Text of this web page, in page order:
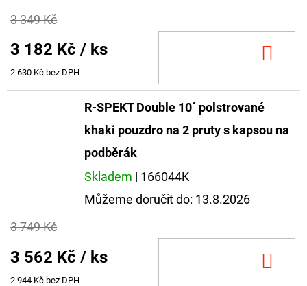
3 349 Kč
3 182 Kč / ks
2 630 Kč bez DPH
R-SPEKT Double 10´ polstrované
khaki pouzdro na 2 pruty s kapsou na
podběrák
Skladem | 166044K
Můžeme doručit do: 13.8.2026
3 749 Kč
3 562 Kč / ks
2 944 Kč bez DPH